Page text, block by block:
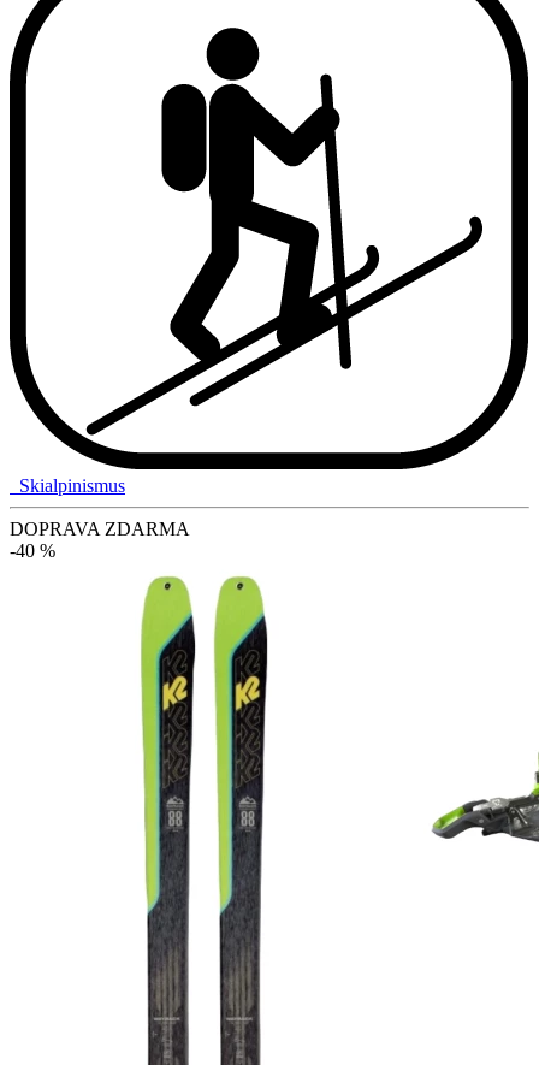
Skialpinismus
DOPRAVA ZDARMA
-40 %